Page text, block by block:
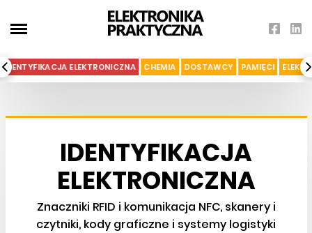
IDENTYFIKACJA ELEKTRONICZNA CHEMIA DOSTAWCY PAMIĘCI
IDENTYFIKACJA
ELEKTRONICZNA
Znaczniki RFID i komunikacja NFC, skanery i
czytniki, kody graficzne i systemy logistyki